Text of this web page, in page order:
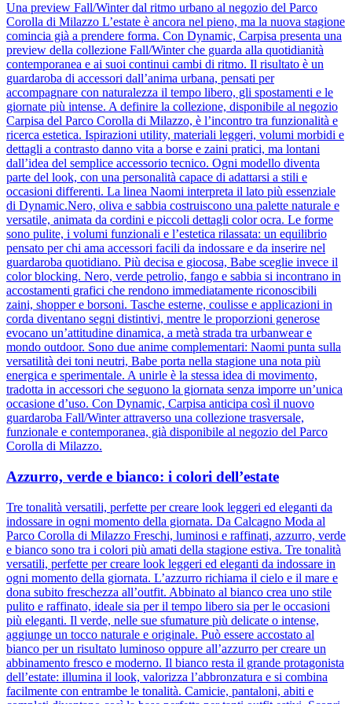
Una preview Fall/Winter dal ritmo urbano al negozio del Parco
Corolla di Milazzo L’estate è ancora nel pieno, ma la nuova stagione
comincia già a prendere forma. Con Dynamic, Carpisa presenta una
preview della collezione Fall/Winter che guarda alla quotidianità
contemporanea e ai suoi continui cambi di ritmo. Il risultato è un
guardaroba di accessori dall’anima urbana, pensati per
accompagnare con naturalezza il tempo libero, gli spostamenti e le
giornate più intense. A definire la collezione, disponibile al negozio
Carpisa del Parco Corolla di Milazzo, è l’incontro tra funzionalità e
ricerca estetica. Ispirazioni utility, materiali leggeri, volumi morbidi e
dettagli a contrasto danno vita a borse e zaini pratici, ma lontani
dall’idea del semplice accessorio tecnico. Ogni modello diventa
parte del look, con una personalità capace di adattarsi a stili e
occasioni differenti. La linea Naomi interpreta il lato più essenziale
di Dynamic.Nero, oliva e sabbia costruiscono una palette naturale e
versatile, animata da cordini e piccoli dettagli color ocra. Le forme
sono pulite, i volumi funzionali e l’estetica rilassata: un equilibrio
pensato per chi ama accessori facili da indossare e da inserire nel
guardaroba quotidiano. Più decisa e giocosa, Babe sceglie invece il
color blocking. Nero, verde petrolio, fango e sabbia si incontrano in
accostamenti grafici che rendono immediatamente riconoscibili
zaini, shopper e borsoni. Tasche esterne, coulisse e applicazioni in
corda diventano segni distintivi, mentre le proporzioni generose
evocano un’attitudine dinamica, a metà strada tra urbanwear e
mondo outdoor. Sono due anime complementari: Naomi punta sulla
versatilità dei toni neutri, Babe porta nella stagione una nota più
energica e sperimentale. A unirle è la stessa idea di movimento,
tradotta in accessori che seguono la giornata senza imporre un’unica
occasione d’uso. Con Dynamic, Carpisa anticipa così il nuovo
guardaroba Fall/Winter attraverso una collezione trasversale,
funzionale e contemporanea, già disponibile al negozio del Parco
Corolla di Milazzo.
Azzurro, verde e bianco: i colori dell’estate
Tre tonalità versatili, perfette per creare look leggeri ed eleganti da
indossare in ogni momento della giornata. Da Calcagno Moda al
Parco Corolla di Milazzo Freschi, luminosi e raffinati, azzurro, verde
e bianco sono tra i colori più amati della stagione estiva. Tre tonalità
versatili, perfette per creare look leggeri ed eleganti da indossare in
ogni momento della giornata. L’azzurro richiama il cielo e il mare e
dona subito freschezza all’outfit. Abbinato al bianco crea uno stile
pulito e raffinato, ideale sia per il tempo libero sia per le occasioni
più eleganti. Il verde, nelle sue sfumature più delicate o intense,
aggiunge un tocco naturale e originale. Può essere accostato al
bianco per un risultato luminoso oppure all’azzurro per creare un
abbinamento fresco e moderno. Il bianco resta il grande protagonista
dell’estate: illumina il look, valorizza l’abbronzatura e si combina
facilmente con entrambe le tonalità. Camicie, pantaloni, abiti e